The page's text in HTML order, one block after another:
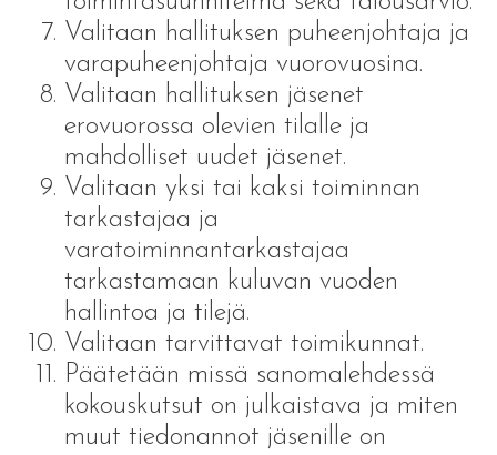
Valitaan hallituksen puheenjohtaja ja
varapuheenjohtaja vuorovuosina.
Valitaan hallituksen jäsenet
erovuorossa olevien tilalle ja
mahdolliset uudet jäsenet.
Valitaan yksi tai kaksi toiminnan
tarkastajaa ja
varatoiminnantarkastajaa
tarkastamaan kuluvan vuoden
hallintoa ja tilejä.
Valitaan tarvittavat toimikunnat.
Päätetään missä sanomalehdessä
kokouskutsut on julkaistava ja miten
muut tiedonannot jäsenille on